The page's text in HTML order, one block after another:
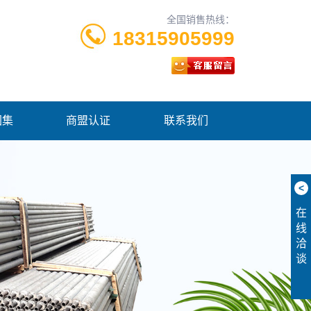
全国销售热线：
18315905999
商盟认证 联系我们
<
在
线
洽
谈